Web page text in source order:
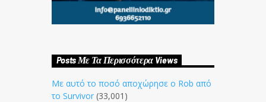
Posts Με Τα Περισσότερα Views
Με αυτό το ποσό αποχώρησε ο Rob από
το Survivor (33,001)